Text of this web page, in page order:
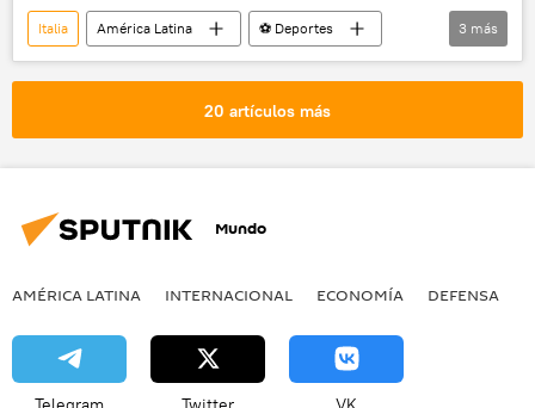
Italia América Latina
⚽ Deportes
Brasil
esquiadores
3 más
20 artículos más
Mundo
AMÉRICA LATINA INTERNACIONAL ECONOMÍA DEFENSA